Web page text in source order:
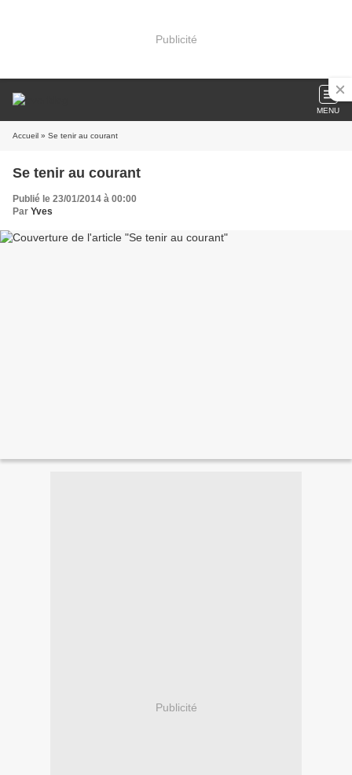
Publicité
MENU
Accueil » Se tenir au courant
Se tenir au courant
Publié le 23/01/2014 à 00:00
Par Yves
Publicité